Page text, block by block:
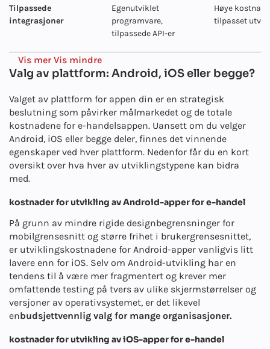
Tilpassede
integrasjoner
Egenutviklet
programvare,
tilpassede API-er
Høye
tilpasset
Vis mer Vis mindre
Valg av plattform: Android, iOS eller begge?
Valget av plattform for appen din er en strategisk
beslutning som påvirker målmarkedet og de totale
kostnadene for e-handelsappen. Uansett om du velger
Android, iOS eller begge deler, finnes det vinnende
egenskaper ved hver plattform. Nedenfor får du en kort
oversikt over hva hver av utviklingstypene kan bidra
med.
kostnader for utvikling av Android-apper for e-handel
På grunn av mindre rigide designbegrensninger for
mobilgrensesnitt og større frihet i brukergrensesnittet,
er utviklingskostnadene for Android-apper vanligvis litt
lavere enn for iOS. Selv om Android-utvikling har en
tendens til å være mer fragmentert og krever mer
omfattende testing på tvers av ulike skjermstørrelser og
versjoner av operativsystemet, er det likevel
enbudsjettvennlig valg for mange organisasjoner.
kostnader for utvikling av iOS-apper for e-handel